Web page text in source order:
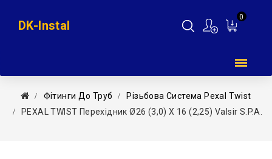
0
DK-Instal
Фітинги До Труб
Різьбова Система Pexal Twist
PEXAL TWIST Перехідник Ø26 (3,0) Х 16 (2,25) Valsir S.p.A.